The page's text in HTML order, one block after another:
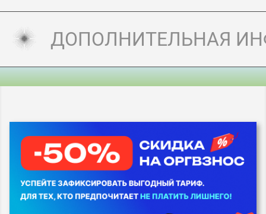
ДОПОЛНИТЕЛЬНАЯ